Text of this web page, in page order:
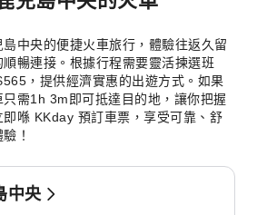
中央的便捷火車旅行，體驗往返久留
暢連接。根據行程需要靈活揀選班
，提供經濟實惠的出遊方式。如果
需1h 3m即可抵達目的地，讓你把握
喺 KKday 預訂車票，享受可靠、舒
！
中央